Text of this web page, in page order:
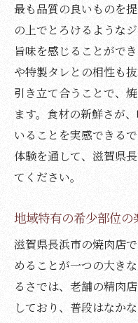
最も品質の良いものを
の上でとろけるような
旨味を感じることがで
や特製タレとの相性も
引き立て合うことで、
ます。食材の新鮮さが
いることを実感できる
体験を通して、滋賀県
てください。
地域特有の希少部位の
滋賀県長浜市の焼肉店
めることが一つの大き
るさでは、老舗の精肉
しており、普段はなか